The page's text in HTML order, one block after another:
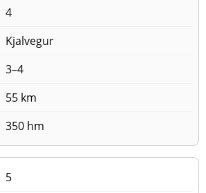
4
Kjalvegur
3–4
55 km
350 hm
5